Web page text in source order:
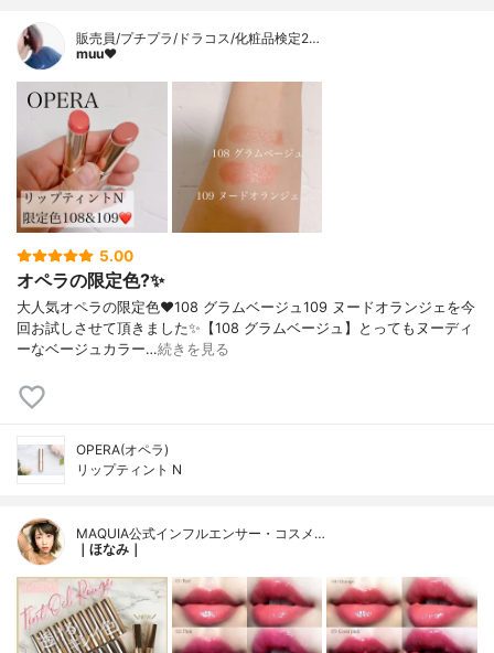
販売員/プチプラ/ドラコス/化粧品検定2…
muu❤︎
5.00
オペラの限定色?✨
大人気オペラの限定色❤️108 グラムベージュ109 ヌードオランジェを今
回お試しさせて頂きました✨【108 グラムベージュ】とってもヌーディ
ーなベージュカラー…続きを見る
OPERA(オペラ)
リップティント N
MAQUIA公式インフルエンサー・コスメ…
｜ほなみ｜